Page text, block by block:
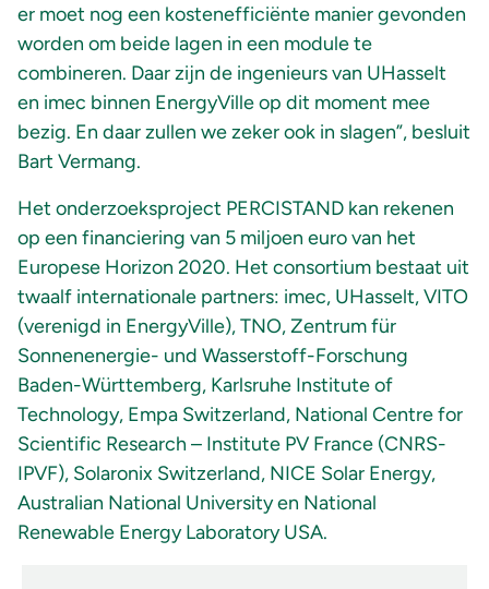
er moet nog een kostenefficiënte manier gevonden
worden om beide lagen in een module te
combineren. Daar zijn de ingenieurs van UHasselt
en imec binnen EnergyVille op dit moment mee
bezig. En daar zullen we zeker ook in slagen”, besluit
Bart Vermang.
Het onderzoeksproject PERCISTAND kan rekenen
op een financiering van 5 miljoen euro van het
Europese Horizon 2020. Het consortium bestaat uit
twaalf internationale partners: imec, UHasselt, VITO
(verenigd in EnergyVille), TNO, Zentrum für
Sonnenenergie- und Wasserstoff-Forschung
Baden-Württemberg, Karlsruhe Institute of
Technology, Empa Switzerland, National Centre for
Scientific Research – Institute PV France (CNRS-
IPVF), Solaronix Switzerland, NICE Solar Energy,
Australian National University en National
Renewable Energy Laboratory USA.